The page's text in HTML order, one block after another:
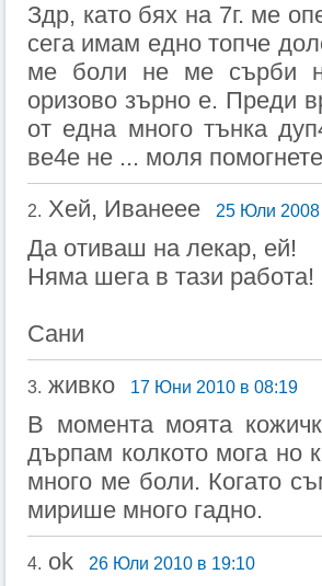
Здр, като бях на 7г. ме
сега имам едно топче
ме боли не ме сърби
оризово зърно е. Преди
от една много тънка
ве4е не ... моля
2. Хей, Иванеее 25 Юли 2008
Да отиваш на лекар, ей!
Няма шега в тази работа!
Сани
3. живко 17 Юни 2010 в 08:19
В момента моята
дърпам колкото мога но
много ме боли. Когато
мирише много гадно.
4. ok 26 Юли 2010 в 19:10